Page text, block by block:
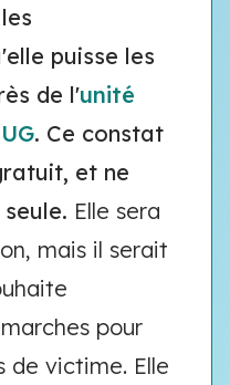
puisse les
de l'unité
. Ce constat
et ne
Elle sera
mais il serait
pour
de victime. Elle